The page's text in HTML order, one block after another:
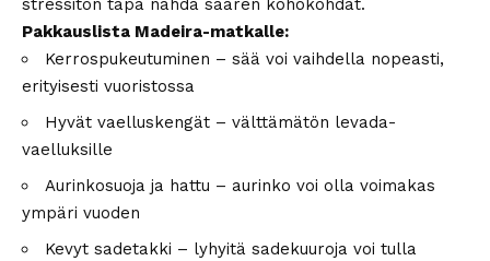
stressitön tapa nähdä saaren kohokohdat.
Pakkauslista Madeira-matkalle:
Kerrospukeutuminen – sää voi vaihdella nopeasti,
erityisesti vuoristossa
Hyvät vaelluskengät – välttämätön levada-
vaelluksille
Aurinkosuoja ja hattu – aurinko voi olla voimakas
ympäri vuoden
Kevyt sadetakki – lyhyitä sadekuuroja voi tulla